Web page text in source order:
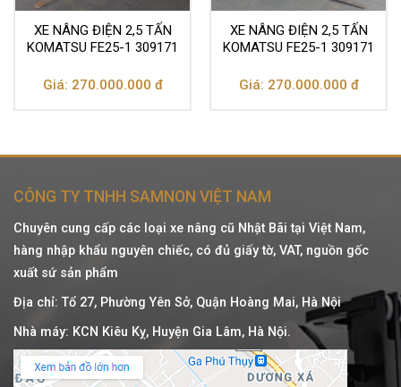
XE NÂNG ĐIỆN 2,5 TẤN
KOMATSU FE25-1 309171
Giá: 270.000.000 đ
XE NÂNG ĐIỆN 2,5 TẤN
KOMATSU FE25-1 309171
Giá: 270.000.000 đ
CÔNG TY TNHH SAMNON VIỆT NAM
Chuyên cung cấp các loại xe nâng cũ Nhật Bãi tại Việt Nam,
hàng nhập khẩu nguyên chiếc, có đủ giấy tờ, VAT, nguồn gốc
xuất sứ sản phẩm
Địa chỉ: Tổ 27, Phường Yên Sở, Quận Hoàng Mai, Hà Nội
Nhà máy: KCN Kiêu Kỵ, Huyện Gia Lâm, Hà Nội.